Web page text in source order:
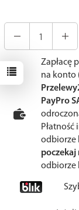
Zapłacę
na konto
PayPro
odbiorze
poczekaj
odbiorze